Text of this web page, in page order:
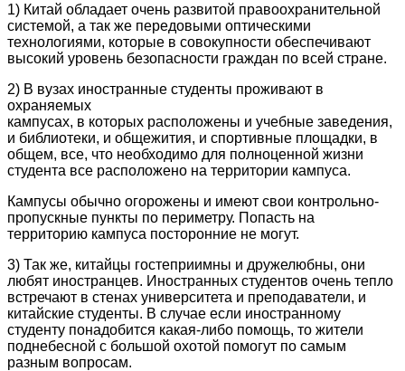
1) Китай обладает очень развитой правоохранительной
системой, а так же передовыми оптическими
технологиями, которые в совокупности обеспечивают
высокий уровень безопасности граждан по всей стране.
2) В вузах иностранные студенты проживают в
охраняемых
кампусах, в которых расположены и учебные заведения,
и библиотеки, и общежития, и спортивные площадки, в
общем, все, что необходимо для полноценной жизни
студента все расположено на территории кампуса.
Кампусы обычно огорожены и имеют свои контрольно-
пропускные пункты по периметру. Попасть на
территорию кампуса посторонние не могут.
3) Так же, китайцы гостеприимны и дружелюбны, они
любят иностранцев. Иностранных студентов очень тепло
встречают в стенах университета и преподаватели, и
китайские студенты. В случае если иностранному
студенту понадобится какая-либо помощь, то жители
поднебесной с большой охотой помогут по самым
разным вопросам.